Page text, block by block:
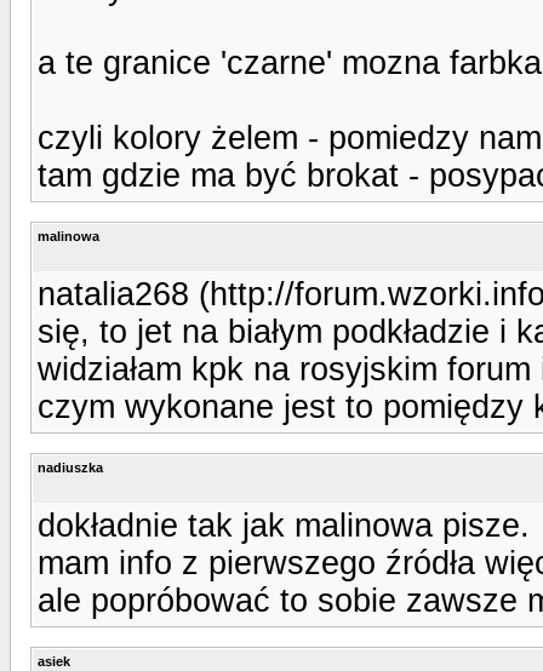
a te granice 'czarne' mozna
czyli kolory żelem - pomiedzy
tam gdzie ma być brokat -
malinowa
natalia268 (http://
się, to jet na białym podkładzie i
widziałam kpk na rosyjskim
czym wykonane jest to pomiędzy
nadiuszka
dokładnie tak jak malinowa pisze.
mam info z pierwszego źródła
ale popróbować to sobie zawsze
asiek